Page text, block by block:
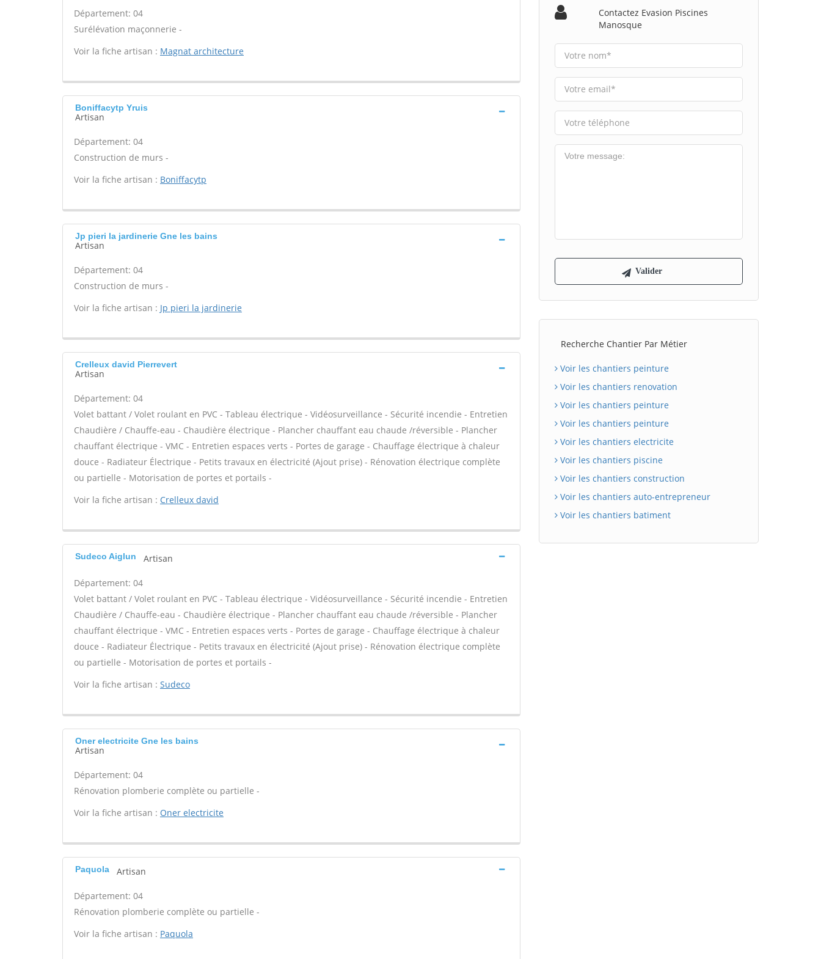
Département: 04
Surélévation maçonnerie -
Voir la fiche artisan : Magnat architecture
Boniffacytp Yruis
Artisan
Département: 04
Construction de murs -
Voir la fiche artisan : Boniffacytp
Jp pieri la jardinerie Gne les bains
Artisan
Département: 04
Construction de murs -
Voir la fiche artisan : Jp pieri la jardinerie
Crelleux david Pierrevert
Artisan
Département: 04
Volet battant / Volet roulant en PVC - Tableau électrique - Vidéosurveillance - Sécurité incendie - Entretien
Chaudière / Chauffe-eau - Chaudière électrique - Plancher chauffant eau chaude /réversible - Plancher
chauffant électrique - VMC - Entretien espaces verts - Portes de garage - Chauffage électrique à chaleur
douce - Radiateur Électrique - Petits travaux en électricité (Ajout prise) - Rénovation électrique complète
ou partielle - Motorisation de portes et portails -
Voir la fiche artisan : Crelleux david
Sudeco Aiglun Artisan
Département: 04
Volet battant / Volet roulant en PVC - Tableau électrique - Vidéosurveillance - Sécurité incendie - Entretien
Chaudière / Chauffe-eau - Chaudière électrique - Plancher chauffant eau chaude /réversible - Plancher
chauffant électrique - VMC - Entretien espaces verts - Portes de garage - Chauffage électrique à chaleur
douce - Radiateur Électrique - Petits travaux en électricité (Ajout prise) - Rénovation électrique complète
ou partielle - Motorisation de portes et portails -
Voir la fiche artisan : Sudeco
Oner electricite Gne les bains
Artisan
Département: 04
Rénovation plomberie complète ou partielle -
Voir la fiche artisan : Oner electricite
Paquola Artisan
Département: 04
Rénovation plomberie complète ou partielle -
Voir la fiche artisan : Paquola
Contactez Evasion Piscines
Manosque
Recherche Chantier Par Métier
Voir les chantiers peinture
Voir les chantiers renovation
Voir les chantiers peinture
Voir les chantiers peinture
Voir les chantiers electricite
Voir les chantiers piscine
Voir les chantiers construction
Voir les chantiers auto-entrepreneur
Voir les chantiers batiment